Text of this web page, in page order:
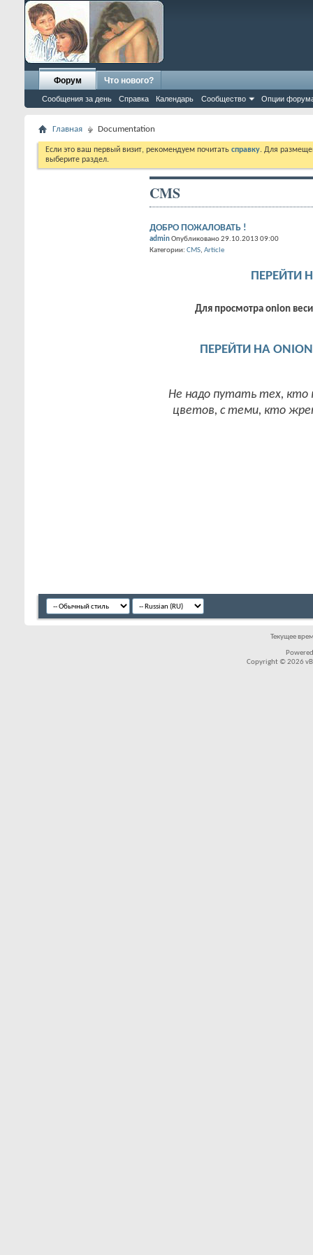
Форум
Сообщения за день Справка Календарь Сообщество Опции
Что нового?
Главная Documentation
Если это ваш первый визит, рекомендуем почитать справку. Для
выберите раздел.
CMS
ДОБРО ПОЖАЛОВАТЬ !
adminОпубликовано 29.10.2013 09:00
Категории:CMS Article
ПЕРЕЙТИ
Для просмотра onion
ПЕРЕЙТИ НА
Не надо путать тех,
цветов, с теми, кто
Текущее
Copyright © 2026